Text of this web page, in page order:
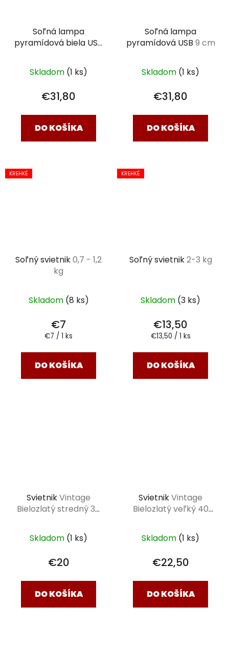
Soľná lampa
pyramídová biela USB
Skladom (1 ks)
€31,80
DO KOŠÍKA
Soľná lampa
pyramídová USB 9 cm
Skladom (1 ks)
€31,80
DO KOŠÍKA
KREHKÉ
Soľný svietnik0,7 - 1,2
kg
Skladom (8 ks)
€7
Jednotková
€7 / 1 ks
DO KOŠÍKA
KREHKÉ
Soľný svietnik2-3 kg
Skladom (3 ks)
€13,50
Jednotková
€13,50 / 1 ks
DO KOŠÍKA
SvietnikVintage
Bielozlatý stredný 34
Skladom (1 ks)
€20
DO KOŠÍKA
SvietnikVintage
Bielozlatý veľký 40
Skladom (1 ks)
€22,50
DO KOŠÍKA